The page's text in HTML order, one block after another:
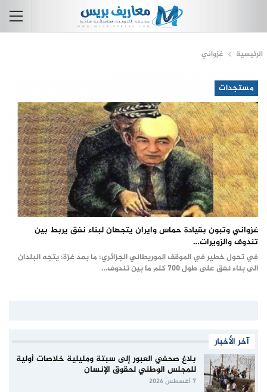
الرئيسية غزواني
مستجدات
غزواني وتبون بقيادة حماس وايران يتجهان لبناء نفق يربط بين
تندوف والزويرات…
في تحول خطير في الموقف الموريطاني الجزائري؛ ما بعد غزة؛ يتجه البلدان
الى بناء نفق على طول 700 كلم ما بين تندوف…
آخر الأخبار
بلاغ صحفي العبور إلى سبتة ومليلية خلاصات أولية
للمجلس الوطني لحقوق الإنسان
7 أغسطس 2026